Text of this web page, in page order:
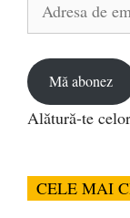
Mă abonez
Alătură-te
CELE MAI